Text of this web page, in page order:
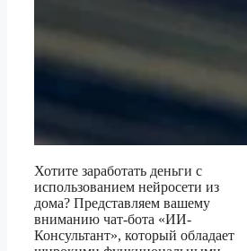
Хотите заработать деньги с
использованием нейросети из
дома? Представляем вашему
вниманию чат-бота «ИИ-
Консультант», который обладает